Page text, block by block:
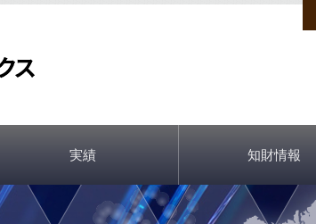
実績 知財情報